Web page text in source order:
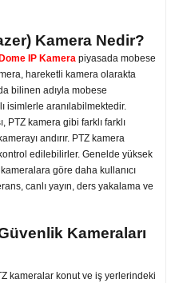
Kamera Nedir?
IP Kamera piyasada mobese
hareketli kamera olarakta
bilinen adıyla mobese
isimlerle aranılabilmektedir.
PTZ kamera gibi farklı farklı
andırır. PTZ kamera
edilebilirler. Genelde yüksek
göre daha kullanıcı
canlı yayın, ders yakalama ve
Kameraları
kameralar konut ve iş yerlerindeki